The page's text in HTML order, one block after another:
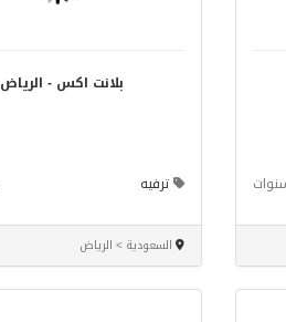
بلانت اكس - الرياض
ترفيه
السعودية > الرياض